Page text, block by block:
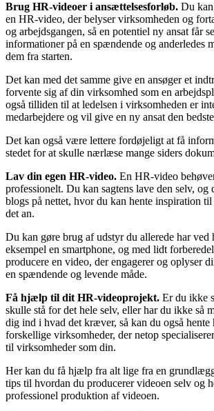
Brug HR-videoer i ansættelsesforløb. Du
en HR-video, der belyser virksomheden og
og arbejdsgangen, så en potentiel ny ansat får
informationer på en spændende og anderledes
dem fra starten.
Det kan med det samme give en ansøger et
forvente sig af din virksomhed som en
også tilliden til at ledelsen i virksomheden er
medarbejdere og vil give en ny ansat den
Det kan også være lettere fordøjeligt at få
stedet for at skulle nærlæse mange siders
Lav din egen HR-video. En HR-video
professionelt. Du kan sagtens lave den selv, og
blogs på nettet, hvor du kan hente inspiration
det an.
Du kan gøre brug af udstyr du allerede har ved
eksempel en smartphone, og med lidt
producere en video, der engagerer og oplyser
en spændende og levende måde.
Få hjælp til dit HR-videoprojekt. Er du ikke
skulle stå for det hele selv, eller har du ikke så
dig ind i hvad det kræver, så kan du også
forskellige virksomheder, der netop
til virksomheder som din.
Her kan du få hjælp fra alt lige fra en
tips til hvordan du producerer videoen selv og
professionel produktion af videoen.